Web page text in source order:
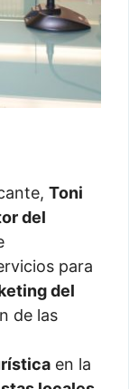
Toni
del
para
del
de las
en la